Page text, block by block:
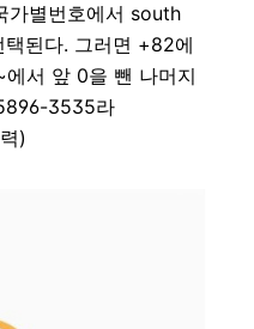
가별번호에서 south
된다. 그러면 +82에
서 앞 0을 뺀 나머지
3535라
)